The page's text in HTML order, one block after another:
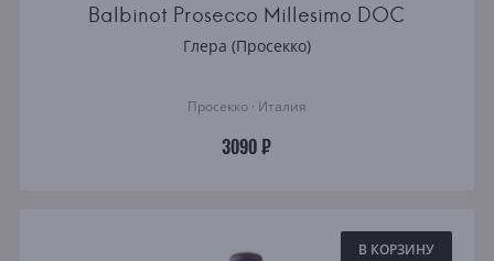
Balbinot Prosecco Millesimo DOC
Глера (Просекко)
Просекко · Италия
3090 ₽
В КОРЗИНУ